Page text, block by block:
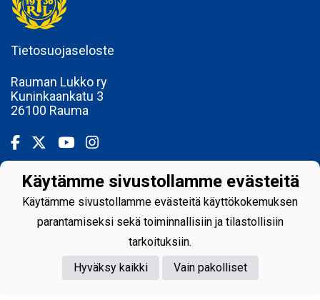
Tietosuojaseloste
Rauman Lukko ry
Kuninkaankatu 3
26100 Rauma
Powered by
Käytämme sivustollamme evästeitä
Käytämme sivustollamme evästeitä käyttökokemuksen
parantamiseksi sekä toiminnallisiin ja tilastollisiin
tarkoituksiin.
Hyväksy kaikki
Vain pakolliset